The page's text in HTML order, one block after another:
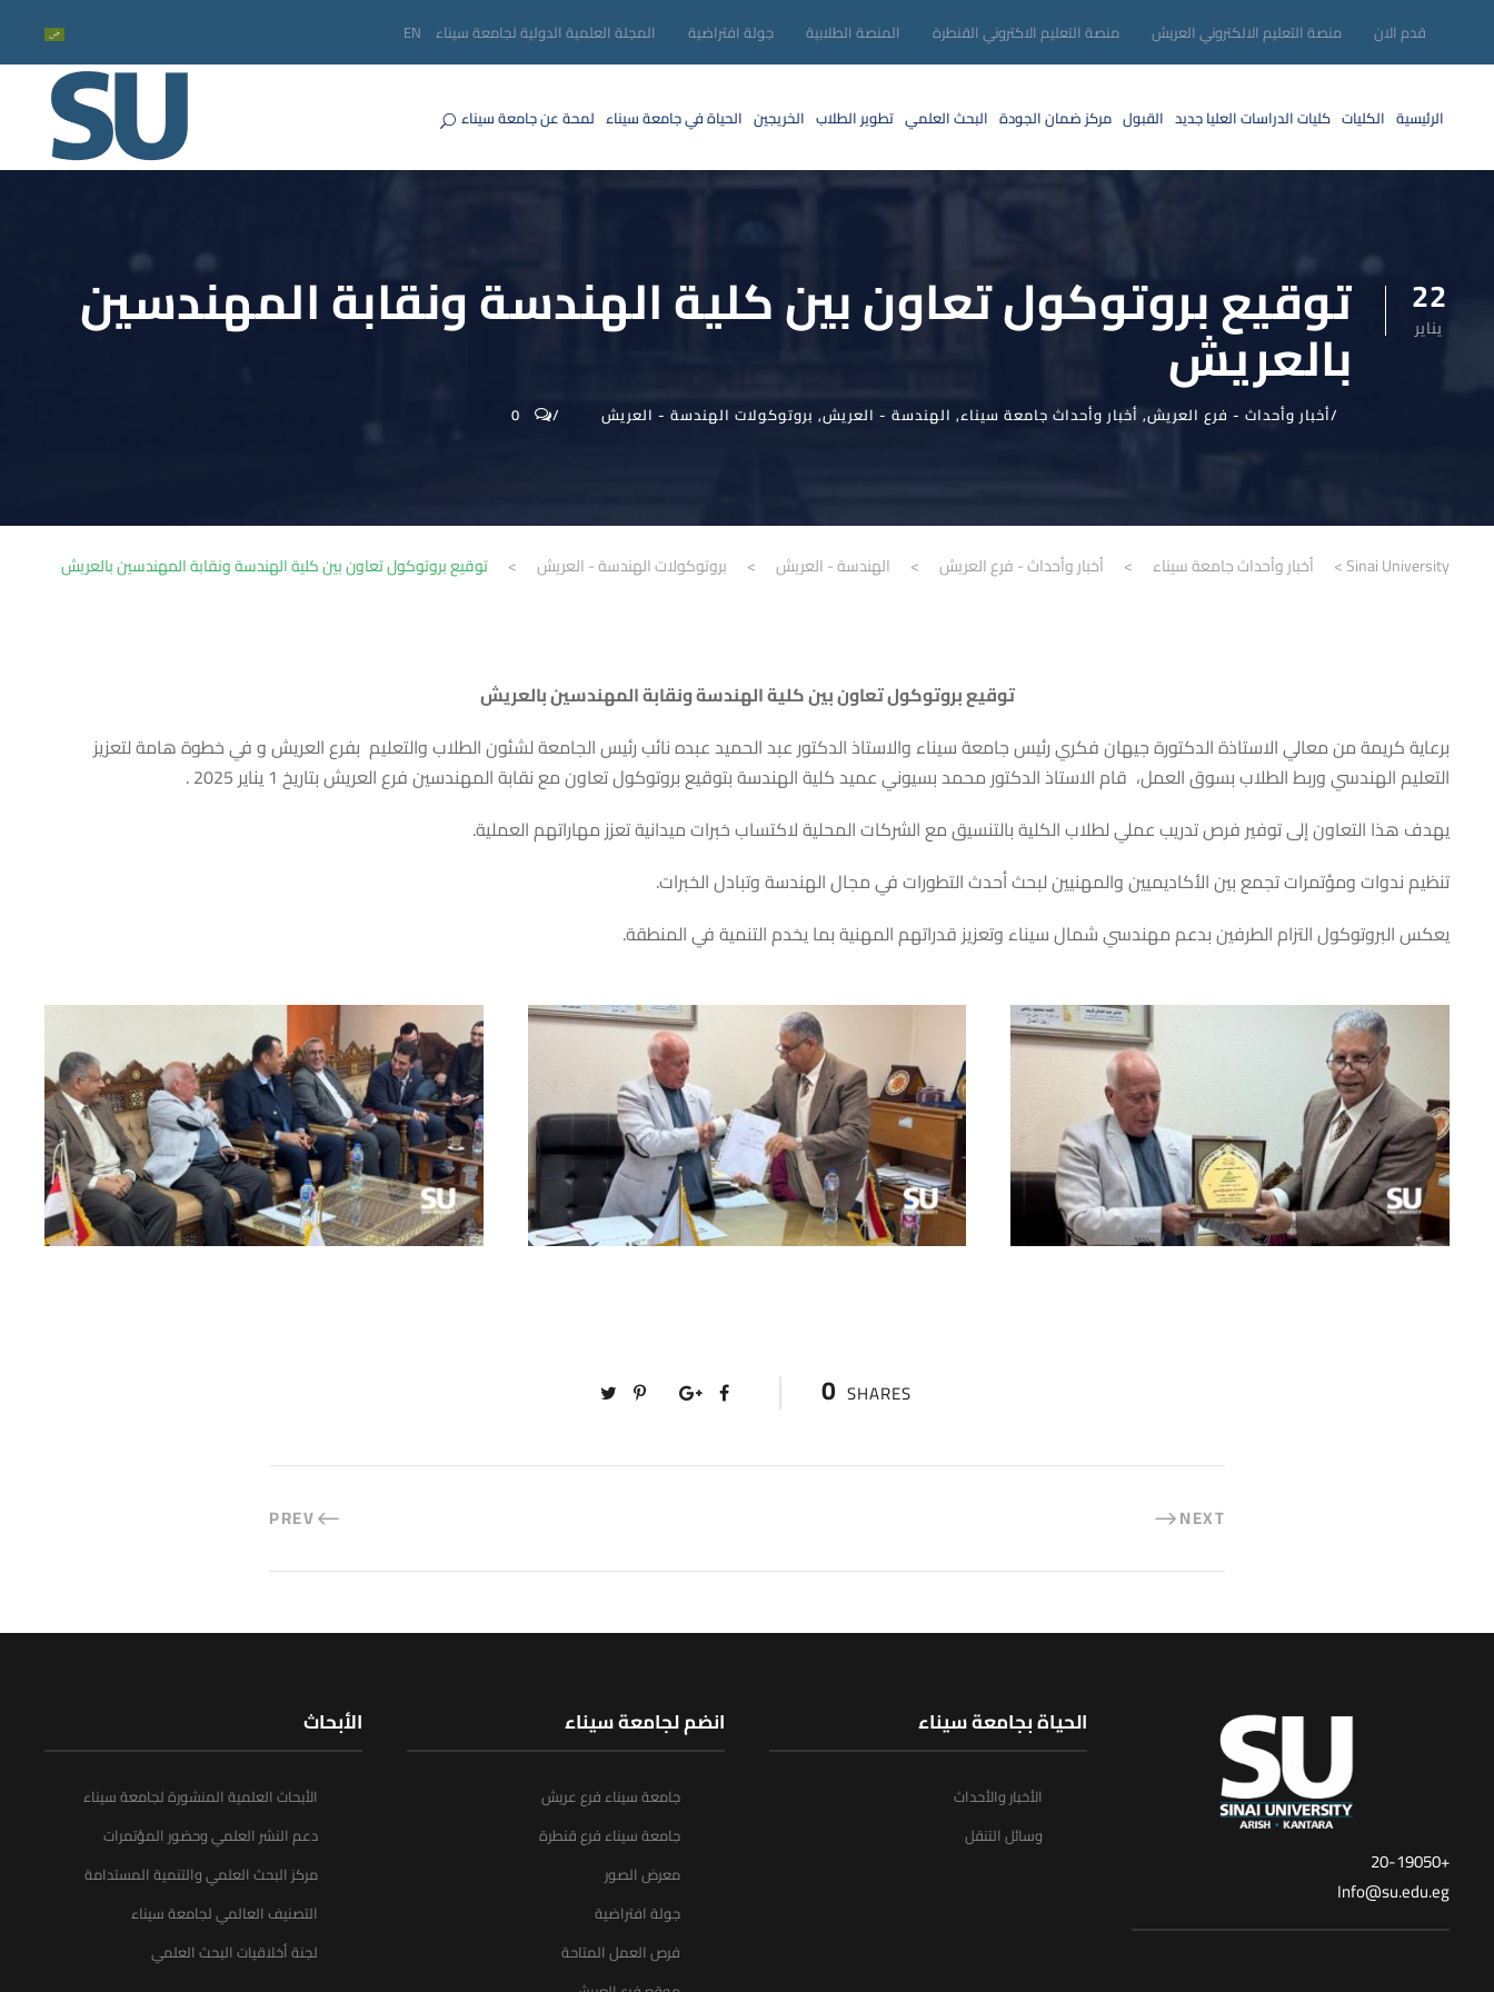
قدم الان منصة التعليم الالكتروني العريش منصة التعليم الاكتروني القنطرة المنصة الطلابية جولة افتراضية المجلة العلمية الدولية لجامعة سيناء EN
الرئيسية الكليات كليات الدراسات العلياجديد القبول مركز ضمان الجودة البحث العلمي تطوير الطلاب الخريجين الحياة في جامعة سيناء لمحة عن جامعة سيناء
22
يناير توقيع بروتوكول تعاون بين كلية الهندسة ونقابة المهندسين
بالعريش
أخبار وأحداث - فرع العريش, أخبار وأحداث جامعة سيناء, الهندسة - العريش, بروتوكولات الهندسة - العريش 0
Sinai University
> أخبار وأحداث جامعة سيناء > أخبار وأحداث - فرع العريش > الهندسة - العريش > بروتوكولات الهندسة - العريش > توقيع بروتوكول تعاون بين كلية الهندسة ونقابة المهندسين بالعريش
توقيع بروتوكول تعاون بين كلية الهندسة ونقابة المهندسين بالعريش
برعاية كريمة من معالي الاستاذة الدكتورة جيهان فكري رئيس جامعة سيناء والاستاذ الدكتور عبد الحميد عبده نائب رئيس الجامعة لشئون الطلاب والتعليم بفرع العريش و في خطوة هامة لتعزيز
التعليم الهندسي وربط الطلاب بسوق العمل، قام الاستاذ الدكتور محمد بسيوني عميد كلية الهندسة بتوقيع بروتوكول تعاون مع نقابة المهندسين فرع العريش بتاريخ 1 يناير 2025 .
يهدف هذا التعاون إلى توفير فرص تدريب عملي لطلاب الكلية بالتنسيق مع الشركات المحلية لاكتساب خبرات ميدانية تعزز مهاراتهم العملية.
تنظيم ندوات ومؤتمرات تجمع بين الأكاديميين والمهنيين لبحث أحدث التطورات في مجال الهندسة وتبادل الخبرات.
يعكس البروتوكول التزام الطرفين بدعم مهندسي شمال سيناء وتعزيز قدراتهم المهنية بما يخدم التنمية في المنطقة.
0 SHARES
PREV NEXT
+20-19050
Info@su.edu.eg
الحياة بجامعة سيناء
الأخبار والأحداث
وسائل التنقل
انضم لجامعة سيناء
جامعة سيناء فرع عريش
جامعة سيناء فرع قنطرة
معرض الصور
جولة افتراضية
فرص العمل المتاحة
الأبحاث
الأبحاث العلمية المنشورة لجامعة سيناء
دعم النشر العلمي وحضور المؤتمرات
مركز البحث العلمي والتنمية المستدامة
التصنيف العالمي لجامعة سيناء
لجنة أخلاقيات البحث العلمي